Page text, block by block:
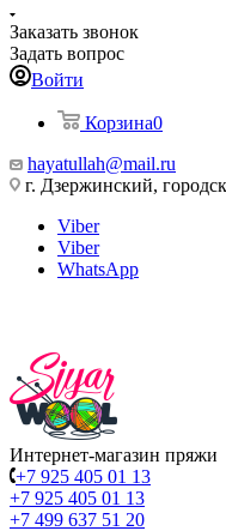
Заказать звонок
Задать вопрос
Войти
Корзина0
hayatullah@mail.ru
г. Дзержинский,
Viber
Viber
WhatsApp
Интернет-магазин пряжи
+7 925 405 01 13
+7 925 405 01 13
+7 499 637 51 20